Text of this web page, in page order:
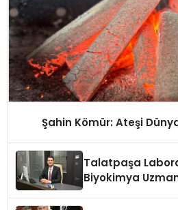
Şahin Kömür: Ateşi
Talatpaşa
Biyokimya